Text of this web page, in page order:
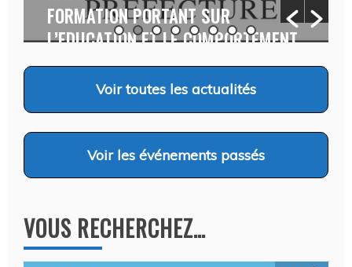
FORMATION PORTANT SUR
L’EDUCATION ET LE COMPORTEMENT
CANINS…
Auteur Christel DAUZAT/ 6 août 2026
Voirtoutes les actualités
Voir les événements passés
VOUS RECHERCHEZ…